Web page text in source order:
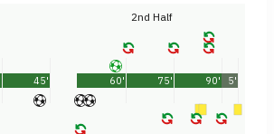
45'
2nd Half
90'
60' 75' 5'